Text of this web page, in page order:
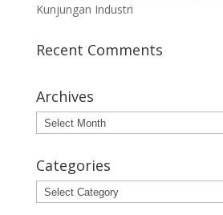
Kunjungan Industri
Recent Comments
Archives
Archives
Categories
Categories